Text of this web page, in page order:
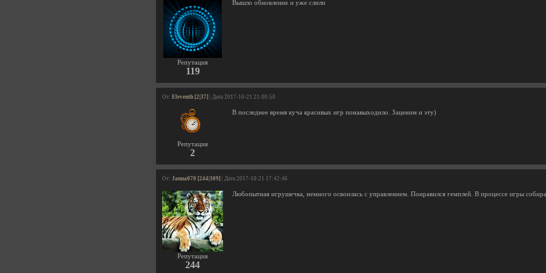
Репутация
119
Вышло обновление и уже слили
От: Eleventh [2|37] | Дата 2017-10-21 21:00:50
Репутация
2
В последнее время куча красивых игр понавыходило. Заценим и эту)
От: Janna070 [244|309] | Дата 2017-10-21 17:42:46
Репутация
244
Любопытная игрушечка, немного освоилась с управлением. Понравился гемплей. В процессе игры